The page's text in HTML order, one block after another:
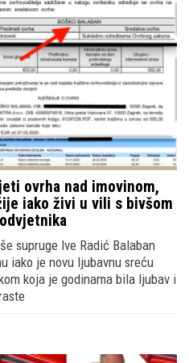
ovrha nad imovinom,
iako živi u vili s bivšom
supruge Ive Radić Balaban
iako je novu ljubavnu sreću
koja je godinama bila ljubav i